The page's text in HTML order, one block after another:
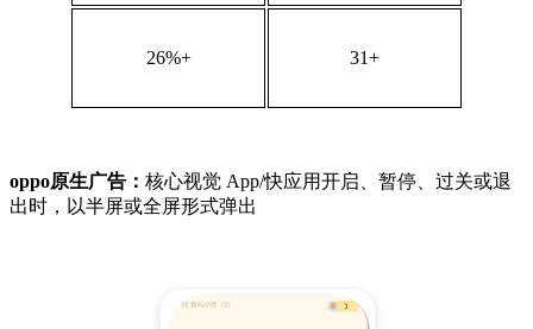
26%+ 31+
oppo原生广告： 核心视觉 App/快应用开启、暂停、过关或退
出时，以半屏或全屏形式弹出